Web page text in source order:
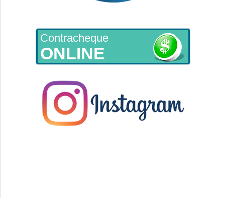
Contracheque
ONLINE